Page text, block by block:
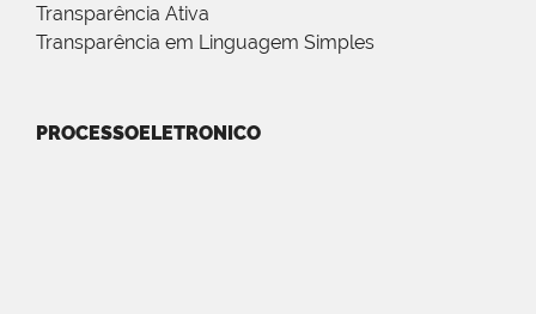
Transparência Ativa
Transparência em Linguagem Simples
PROCESSOELETRONICO